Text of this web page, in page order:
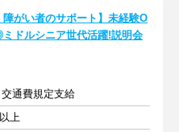
障がい者のサポート】未経験O
ドルシニア世代活躍!説明会
通費規定支給
上